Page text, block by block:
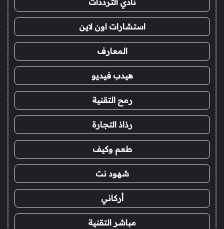
نادي الترددات
استشارات اون لاين
المعارف
هيدب فيديو
رمح التقنية
رذاذ التجارة
طعم وكيف
شهود نت
أركاني
مباشر التقنية